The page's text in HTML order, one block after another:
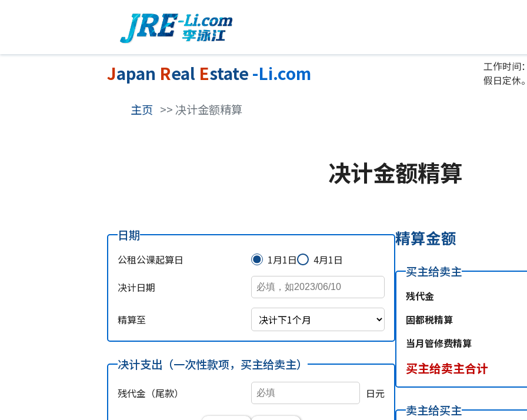
Japan Real Estate -Li.com
工作时间
假日定休
主页 >> 决计金额精算
决计金额精算
日期
公租公课起算日 1月1日
4月1日
决计日期
精算至
决计支出（一次性款项，买主给卖主）
残代金（尾款） 日元
精算金额
买主给卖主
残代金
固都税精算
当月管修费精算
买主给卖主合计
卖主给买主